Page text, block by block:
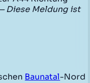
Diese Meldung ist
Baunatal-Nord